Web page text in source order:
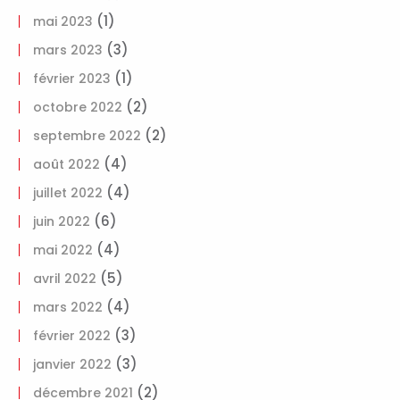
mai 2023 (1)
mars 2023 (3)
février 2023 (1)
octobre 2022 (2)
septembre 2022 (2)
août 2022 (4)
juillet 2022 (4)
juin 2022 (6)
mai 2022 (4)
avril 2022 (5)
mars 2022 (4)
février 2022 (3)
janvier 2022 (3)
décembre 2021 (2)